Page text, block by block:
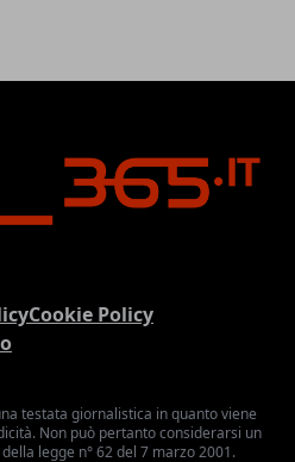
Cookie Policy
testata giornalistica in quanto viene
Non può pertanto considerarsi un
legge n° 62 del 7 marzo 2001.